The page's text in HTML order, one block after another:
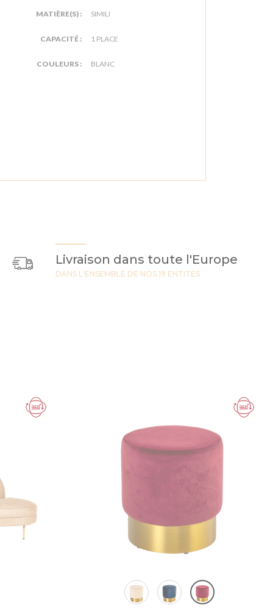
MATIÈRE(S) : SIMILI
CAPACITÉ : 1 PLACE
COULEURS : BLANC
Livraison dans toute l'Europe
DANS L'ENSEMBLE DE NOS 19 ENTITES